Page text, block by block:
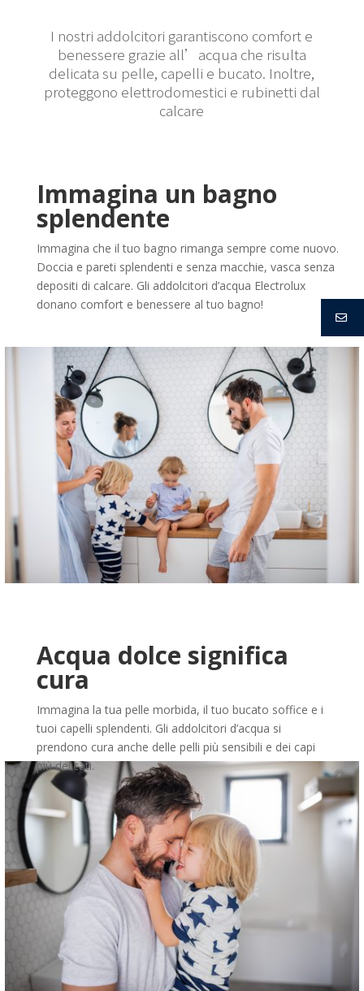
I nostri addolcitori garantiscono comfort e
benessere grazie all’acqua che risulta
delicata su pelle, capelli e bucato. Inoltre,
proteggono elettrodomestici e rubinetti dal
calcare
Immagina un bagno
splendente
Immagina che il tuo bagno rimanga sempre come nuovo.
Doccia e pareti splendenti e senza macchie, vasca senza
depositi di calcare. Gli addolcitori d’acqua Electrolux
donano comfort e benessere al tuo bagno!
Acqua dolce significa
cura
Immagina la tua pelle morbida, il tuo bucato soffice e i
tuoi capelli splendenti. Gli addolcitori d’acqua si
prendono cura anche delle pelli più sensibili e dei capi
più delicati.